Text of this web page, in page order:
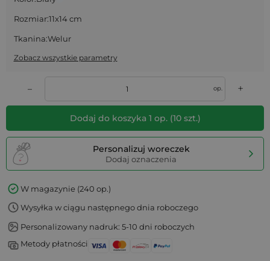
Rozmiar:11x14 cm
Tkanina:Welur
Zobacz wszystkie parametry
– op. +
Dodaj do koszyka 1 op. (10szt.)
Personalizuj woreczek
Dodaj oznaczenia
W magazynie (240 op.)
Wysyłka w ciągu następnego dnia roboczego
Personalizowany nadruk: 5-10 dni roboczych
Metody płatności